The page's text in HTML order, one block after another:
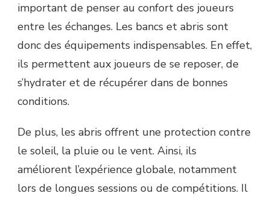
important de penser au confort des joueurs
entre les échanges. Les bancs et abris sont
donc des équipements indispensables. En effet,
ils permettent aux joueurs de se reposer, de
s’hydrater et de récupérer dans de bonnes
conditions.
De plus, les abris offrent une protection contre
le soleil, la pluie ou le vent. Ainsi, ils
améliorent l’expérience globale, notamment
lors de longues sessions ou de compétitions. Il